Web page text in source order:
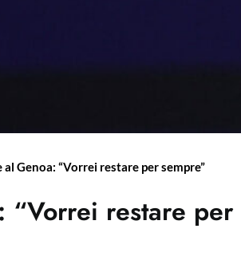
Genoa: “Vorrei restare per sempre”
“Vorrei restare per